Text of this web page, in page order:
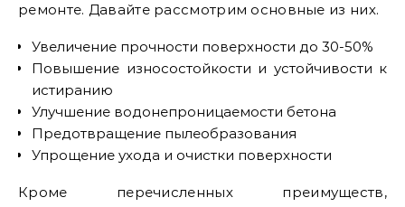
ремонте. Давайте рассмотрим основные из них.
Увеличение прочности поверхности до 30-50%
Повышение износостойкости и устойчивости к
истиранию
Улучшение водонепроницаемости бетона
Предотвращение пылеобразования
Упрощение ухода и очистки поверхности
Кроме перечисленных преимуществ,